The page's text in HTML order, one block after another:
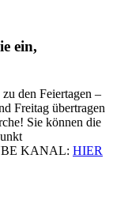
ein,
den Feiertagen –
Freitag übertragen
Sie können die
KANAL: HIER